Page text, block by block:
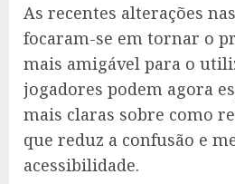
As recentes alterações
focaram-se em tornar o
mais amigável para o
jogadores podem agora
mais claras sobre como
que reduz a confusão e
acessibilidade.